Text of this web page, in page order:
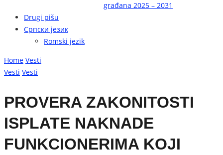
građana 2025 – 2031
Drugi pišu
Српски језик
Romski jezik
Home Vesti
Vesti Vesti
PROVERA ZAKONITOSTI
ISPLATE NAKNADE
FUNKCIONERIMA KOJI